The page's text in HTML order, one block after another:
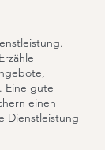
Eine gute
einen
Dienstleistung